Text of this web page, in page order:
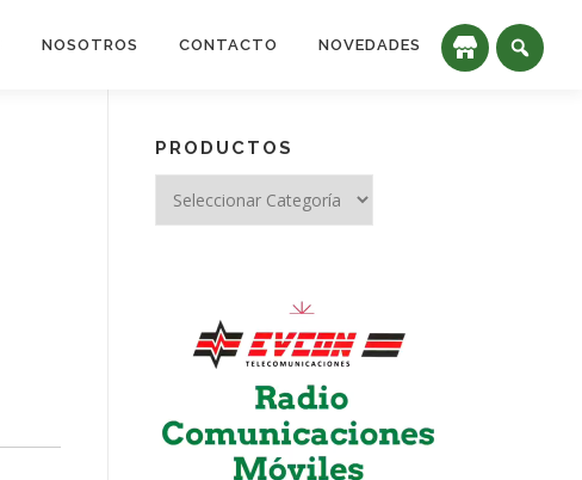
NOSOTROS CONTACTO NOVEDADES
PRODUCTOS
vídeo